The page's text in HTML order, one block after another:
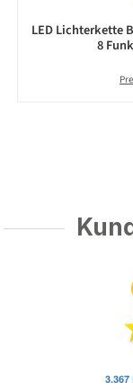
LED Lichterkette
8